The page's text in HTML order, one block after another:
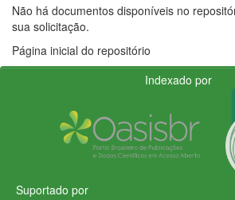
Não há documentos disponíveis no
sua solicitação.
Página inicial do repositório
Indexado por
Suportado por